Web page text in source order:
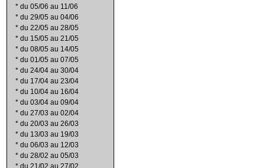
* du 05/06 au 11/06
* du 29/05 au 04/06
* du 22/05 au 28/05
* du 15/05 au 21/05
* du 08/05 au 14/05
* du 01/05 au 07/05
* du 24/04 au 30/04
* du 17/04 au 23/04
* du 10/04 au 16/04
* du 03/04 au 09/04
* du 27/03 au 02/04
* du 20/03 au 26/03
* du 13/03 au 19/03
* du 06/03 au 12/03
* du 28/02 au 05/03
* du 21/02 au 27/02